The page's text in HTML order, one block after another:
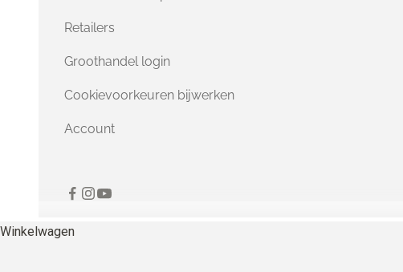
Retailers
Groothandel login
Cookievoorkeuren bijwerken
Account
Winkelwagen